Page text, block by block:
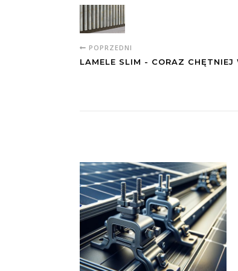
POPRZEDNI
LAMELE SLIM - CORAZ CHĘTNIEJ